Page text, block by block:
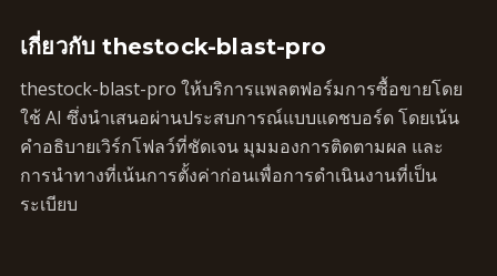
เกี่ยวกับ thestock-blast-pro
thestock-blast-pro ให้บริการแพลตฟอร์มการซื้อขายโดย
ใช้ AI ซึ่งนำเสนอผ่านประสบการณ์แบบแดชบอร์ด โดยเน้น
คำอธิบายเวิร์กโฟลว์ที่ชัดเจน มุมมองการติดตามผล และ
การนำทางที่เน้นการตั้งค่าก่อนเพื่อการดำเนินงานที่เป็น
ระเบียบ